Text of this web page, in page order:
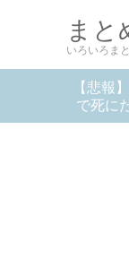
まと
いろいろま
【悲報
で死に